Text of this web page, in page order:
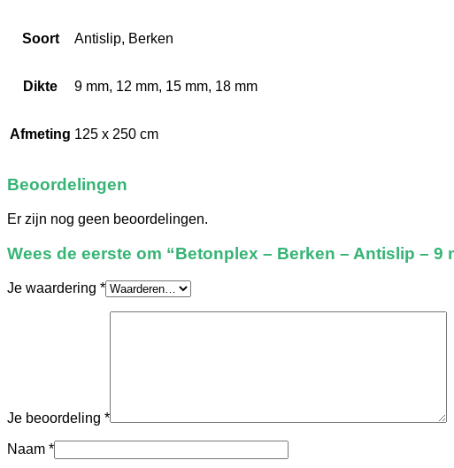
Soort Antislip, Berken
Dikte 9 mm, 12 mm, 15 mm, 18 mm
Afmeting 125 x 250 cm
Beoordelingen
Er zijn nog geen beoordelingen.
Wees de eerste om “Betonplex – Berken – Antislip – 9
Je waardering *
Je beoordeling *
Naam *